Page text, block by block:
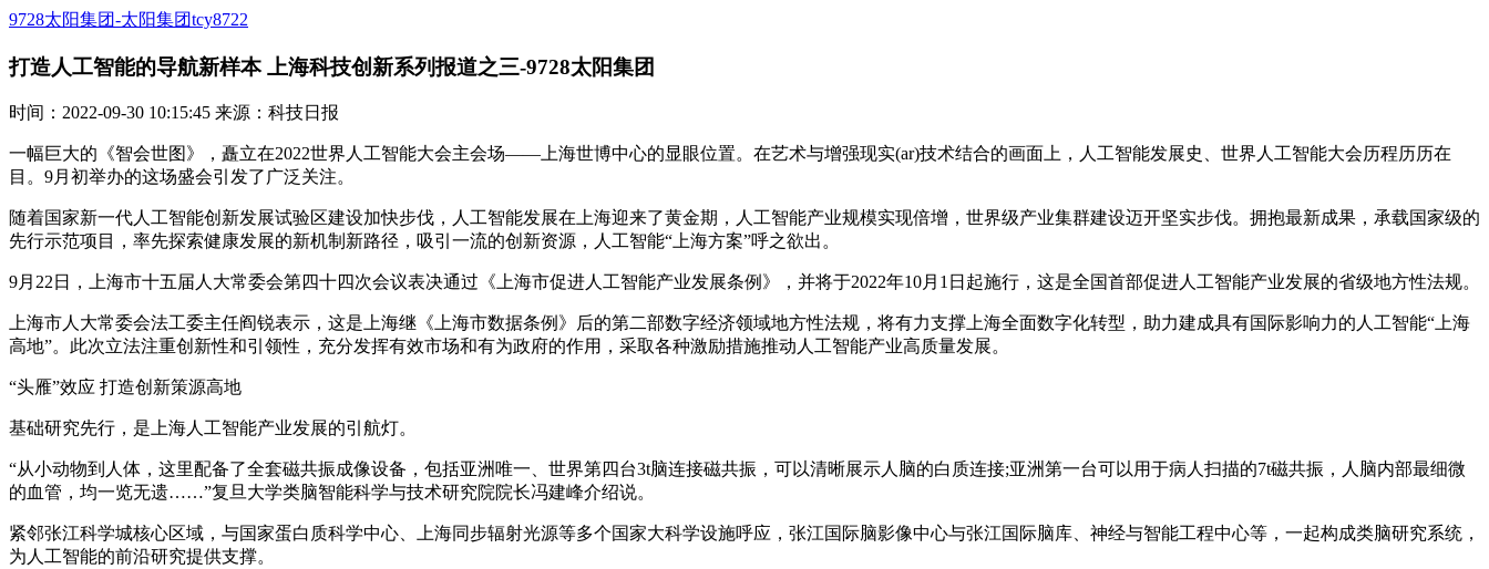
9728太阳集团-太阳集团tcy8722
打造人工智能的导航新样本 上海科技创新系列报道之三-9728太阳集团
时间：2022-09-30 10:15:45 来源：科技日报
一幅巨大的《智会世图》，矗立在2022世界人工智能大会主会场——上海世博中心的显眼位置。在艺术与增强现实(ar)技术结合的画面上，人工智能发展史、世界人工智能大会历程历历在
目。9月初举办的这场盛会引发了广泛关注。
随着国家新一代人工智能创新发展试验区建设加快步伐，人工智能发展在上海迎来了黄金期，人工智能产业规模实现倍增，世界级产业集群建设迈开坚实步伐。拥抱最新成果，承载国家级的
先行示范项目，率先探索健康发展的新机制新路径，吸引一流的创新资源，人工智能“上海方案”呼之欲出。
9月22日，上海市十五届人大常委会第四十四次会议表决通过《上海市促进人工智能产业发展条例》，并将于2022年10月1日起施行，这是全国首部促进人工智能产业发展的省级地方性法规。
上海市人大常委会法工委主任阎锐表示，这是上海继《上海市数据条例》后的第二部数字经济领域地方性法规，将有力支撑上海全面数字化转型，助力建成具有国际影响力的人工智能“上海
高地”。此次立法注重创新性和引领性，充分发挥有效市场和有为政府的作用，采取各种激励措施推动人工智能产业高质量发展。
“头雁”效应 打造创新策源高地
基础研究先行，是上海人工智能产业发展的引航灯。
“从小动物到人体，这里配备了全套磁共振成像设备，包括亚洲唯一、世界第四台3t脑连接磁共振，可以清晰展示人脑的白质连接;亚洲第一台可以用于病人扫描的7t磁共振，人脑内部最细微
的血管，均一览无遗……”复旦大学类脑智能科学与技术研究院院长冯建峰介绍说。
紧邻张江科学城核心区域，与国家蛋白质科学中心、上海同步辐射光源等多个国家大科学设施呼应，张江国际脑影像中心与张江国际脑库、神经与智能工程中心等，一起构成类脑研究系统，
为人工智能的前沿研究提供支撑。